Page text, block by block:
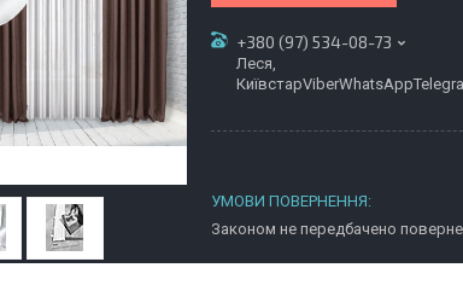
+380 (97) 534-08-73
Леся,
Законом не передбачено